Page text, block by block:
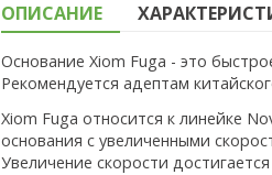
ОПИСАНИЕ
Основание Xiom Fuga - это
Рекомендуется адептам
Xiom Fuga относится к линейке
основания с увеличенными
Увеличение скорости